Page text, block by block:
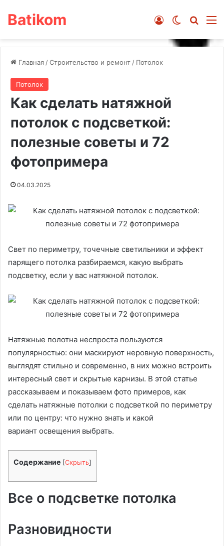
Batikom Switch skin
Войти
Главная /Строительство и ремонт / Потолок
Потолок
Как сделать натяжной
потолок с подсветкой:
полезные советы и 72
фотопримера
04.03.2025
Свет по периметру, точечные светильники и эффект
парящего потолка разбираемся, какую выбрать
подсветку, если у вас натяжной потолок.
Натяжные полотна неспроста пользуются
популярностью: они маскируют неровную поверхность,
выглядят стильно и современно, в них можно встроить
интересный свет и скрытые карнизы. В этой статье
рассказываем и показываем фото примеров, как
сделать натяжные потолки с подсветкой по периметру
или по центру: что нужно знать и какой
вариант освещения выбрать.
Содержание [Скрыть]
Все о подсветке потолка
Разновидности